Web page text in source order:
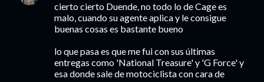
cierto cierto Duende, no todo lo de Cage es
malo, cuando su agente aplica y le consigue
buenas cosas es bastante bueno
lo que pasa es que me fui con sus últimas
entregas como 'National Treasure' y 'G Force' y
esa donde sale de motociclista con cara de